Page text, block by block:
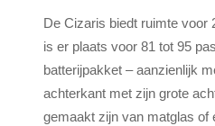
De Cizaris biedt ruimte voor
is er plaats voor 81 tot 95
batterijpakket – aanzienlijk
achterkant met zijn grote
gemaakt zijn van matglas of